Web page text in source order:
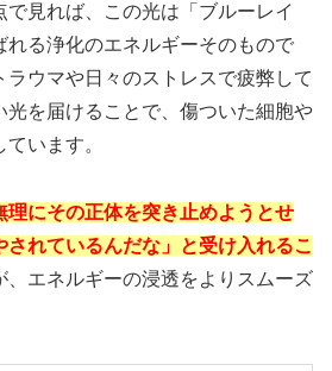
で見れば、この光は「ブルーレイ
れる浄化のエネルギーそのもので
ウマや日々のストレスで疲弊して
光を届けることで、傷ついた細胞や
います。
理にその正体を突き止めようとせ
れているんだな」と受け入れるこ
、エネルギーの浸透をよりスムーズ